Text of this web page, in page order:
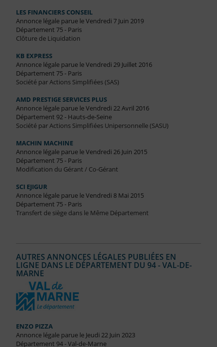
LES FINANCIERS CONSEIL
Annonce légale parue le Vendredi 7 Juin 2019
Département 75 - Paris
Clôture de Liquidation
KB EXPRESS
Annonce légale parue le Vendredi 29 Juillet 2016
Département 75 - Paris
Société par Actions Simplifiées (SAS)
AMD PRESTIGE SERVICES PLUS
Annonce légale parue le Vendredi 22 Avril 2016
Département 92 - Hauts-de-Seine
Société par Actions Simplifiées Unipersonnelle (SASU)
MACHIN MACHINE
Annonce légale parue le Vendredi 26 Juin 2015
Département 75 - Paris
Modification du Gérant / Co-Gérant
SCI EJIGUR
Annonce légale parue le Vendredi 8 Mai 2015
Département 75 - Paris
Transfert de siège dans le Même Département
AUTRES ANNONCES LÉGALES PUBLIÉES EN
LIGNE DANS LE DÉPARTEMENT DU 94 - VAL-DE-
MARNE
ENZO PIZZA
Annonce légale parue le Jeudi 22 Juin 2023
Département 94 - Val-de-Marne